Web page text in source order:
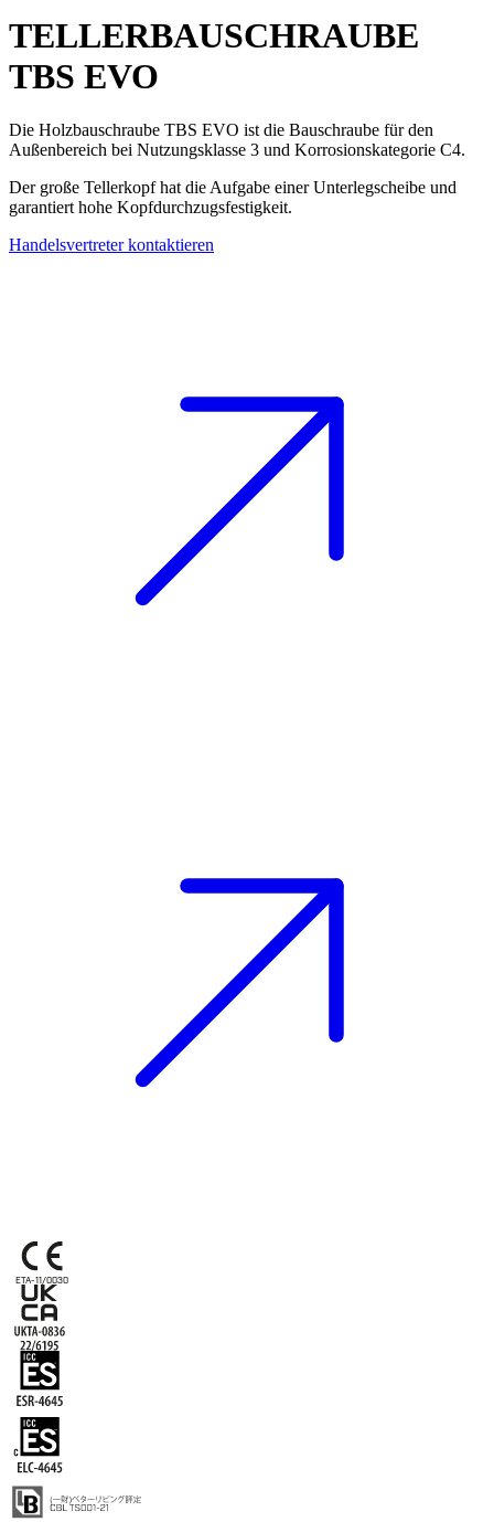
TELLERBAUSCHRAUBE
TBS EVO
Die Holzbauschraube TBS EVO ist die Bauschraube für den
Außenbereich bei Nutzungsklasse 3 und Korrosionskategorie C4.
Der große Tellerkopf hat die Aufgabe einer Unterlegscheibe und
garantiert hohe Kopfdurchzugsfestigkeit.
Handelsvertreter kontaktieren
ETA-11/0030